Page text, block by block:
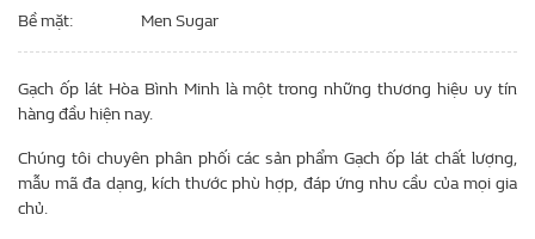
Bề mặt
Men Sugar
Gạch ốp lát Hòa Bình Minh là một trong những thương hiệu uy tín
hàng đầu hiện nay.
Chúng tôi chuyên phân phối các sản phẩm Gạch ốp lát chất lượng,
mẫu mã đa dạng, kích thước phù hợp, đáp ứng nhu cầu của mọi gia
chủ.